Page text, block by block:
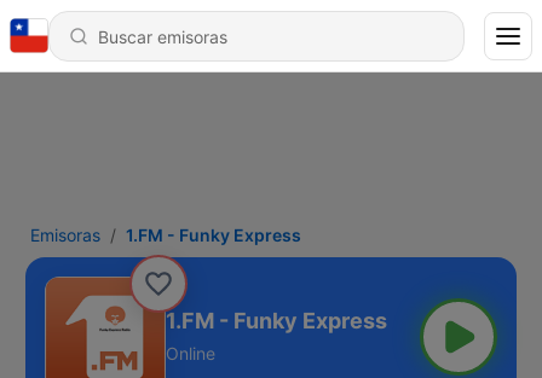
Emisoras 1.FM - Funky Express
1.FM - Funky Express
Online